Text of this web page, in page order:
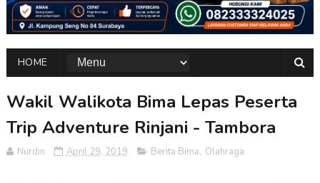
HOME
Wakil Walikota Bima Lepas Peserta
Trip Adventure Rinjani - Tambora
Nurdin April 29, 2019 Berita Bima, Olahraga